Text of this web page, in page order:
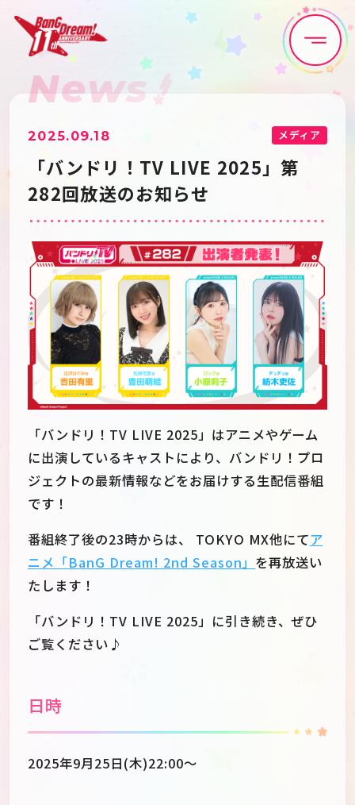
Home News
Live•Event Discography
Artist Anime
Game Media
Schedule About
Goods
News
2025.09.18 メディア
「バンドリ！TV LIVE 2025」第
282回放送のお知らせ
「バンドリ！TV LIVE 2025」はアニメやゲーム
に出演しているキャストにより、バンドリ！プロ
ジェクトの最新情報などをお届けする生配信番組
です！
番組終了後の23時からは、 TOKYO MX他にてア
ニメ「BanG Dream! 2nd Season」 を再放送い
たします！
「バンドリ！TV LIVE 2025」に引き続き、ぜひ
ご覧ください♪
日時
2025年9月25日(木)22:00～